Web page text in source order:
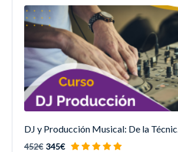
DJ y Producción Musical: De la Técnic...
452€ 345€